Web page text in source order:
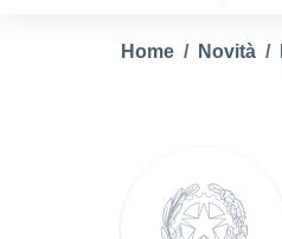
Home Novità